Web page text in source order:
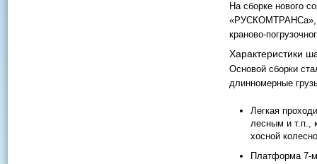
На сборке нового
«РУСКОМТРАНСа»,
краново-
Характеристики
Основой сборки
длинномерные
Легкая
лесным и т.п.,
хосной
Платформа 7-